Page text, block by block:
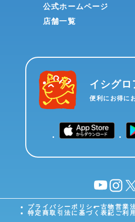
公式ホームページ
店舗一覧
イシグロ
便利にお得に
YouTubeinstagram
X
プライバシーポリシー古物営業
特定商取引法に基づく表記 ご利